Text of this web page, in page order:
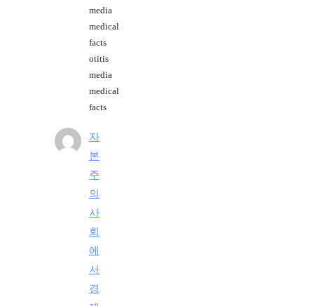
media
medical
facts
otitis
media
medical
facts
자
본
주
의
사
회
에
서
경